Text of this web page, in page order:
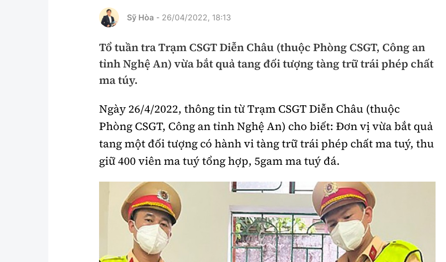
Đường thủy
Mời thầu - Đấu thầu
Thi viết về Ngành
An toàn giao thông
Giao thông 24h
Văn hóa giao thông
Lái xe an toàn
Chung tay vì ATGT
Gương sáng giao thông
xem thêm
Văn hóa - Giải Trí
Văn hóa
Thể thao
Bóng đá Công nghệ mới
Sỹ Hòa - 26/04/2022, 18:13
Tổ tuần tra Trạm CSGT Diễn Châu (thuộc Phòng CSGT, Công an
tỉnh Nghệ An) vừa bắt quả tang đối tượng tàng trữ trái phép chất
ma túy.
Ngày 26/4/2022, thông tin từ Trạm CSGT Diễn Châu (thuộc
Phòng CSGT, Công an tỉnh Nghệ An) cho biết: Đơn vị vừa bắt quả
tang một đối tượng có hành vi tàng trữ trái phép chất ma tuý, thu
giữ 400 viên ma tuý tổng hợp, 5gam ma tuý đá.